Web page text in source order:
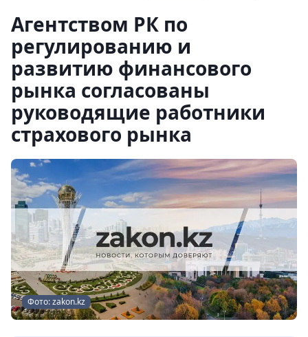
Агентством РК по
регулированию и
развитию финансового
рынка согласованы
руководящие работники
страхового рынка
Фото: zakon.kz